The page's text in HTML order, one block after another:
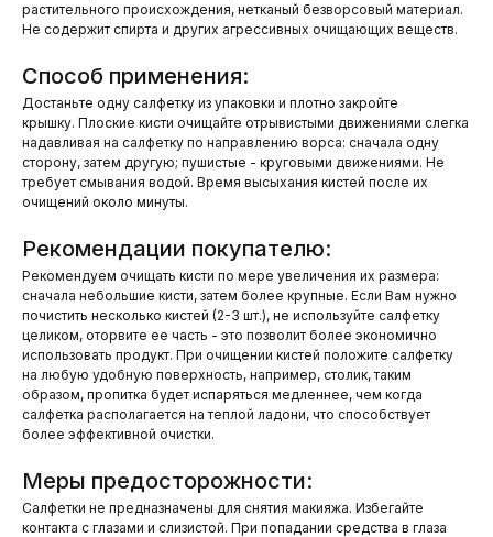
растительного происхождения, нетканый безворсовый материал.
Не содержит спирта и других агрессивных очищающих веществ.
Способ применения:
Достаньте одну салфетку из упаковки и плотно закройте
крышку. Плоские кисти очищайте отрывистыми движениями слегка
надавливая на салфетку по направлению ворса: сначала одну
сторону, затем другую; пушистые - круговыми движениями. Не
требует смывания водой. Время высыхания кистей после их
очищений около минуты.
Рекомендации покупателю:
Рекомендуем очищать кисти по мере увеличения их размера:
сначала небольшие кисти, затем более крупные. Если Вам нужно
почистить несколько кистей (2-3 шт.), не используйте салфетку
целиком, оторвите ее часть - это позволит более экономично
использовать продукт. При очищении кистей положите салфетку
на любую удобную поверхность, например, столик, таким
образом, пропитка будет испаряться медленнее, чем когда
салфетка располагается на теплой ладони, что способствует
более эффективной очистки.
Меры предосторожности:
Салфетки не предназначены для снятия макияжа. Избегайте
контакта с глазами и слизистой. При попадании средства в глаза